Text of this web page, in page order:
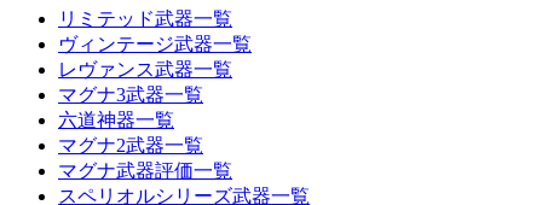
リミテッド武器一覧
ヴィンテージ武器一覧
レヴァンス武器一覧
マグナ3武器一覧
六道神器一覧
マグナ2武器一覧
マグナ武器評価一覧
スペリオルシリーズ武器一覧